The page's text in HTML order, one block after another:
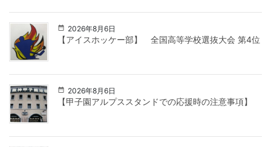
2026年8月6日
【アイスホッケー部】 全国高等学校選抜大会 第4位
2026年8月6日
【甲子園アルプススタンドでの応援時の注意事項】